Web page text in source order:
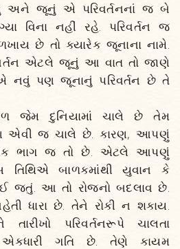
અને જૂનું એ પરિવર્તનનાં જ બે
વિના નહીં રહે. પરિવર્તન જ
છે તો ક્યારેક જૂનાના નામે.
એટલે જૂનું આ વાત તો જાણે
પણ જૂનાનું પરિવર્તન છે તે
જેમ દુનિયામાં ચાલે છે તેમ
એવી જ ચાલે છે. કારણ, આપણું
એક ભાગ જ તો છે. એટલે આપણું
તિથિએ બાળકમાંથી યુવાન કે
જતું. આ તો રોજનો બદલાવ છે.
ધારા છે. તેને રોકી ન શકાય.
પરિવર્તનરૂપે ચાલતા
એકધારી ગતિ છે. તેણે કાયમ